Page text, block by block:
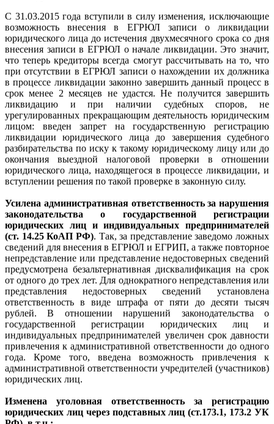
С 31.03.2015 года вступили в силу изменения, исключающие
возможность внесения в ЕГРЮЛ записи о ликвидации
юридического лица до истечения двухмесячного срока со дня
внесения записи в ЕГРЮЛ о начале ликвидации. Это значит,
что теперь кредиторы всегда смогут рассчитывать на то, что
при отсутствии в ЕГРЮЛ записи о нахождении их должника
в процессе ликвидации законно завершить данный процесс в
срок менее 2 месяцев не удастся. Не получится завершить
ликвидацию и при наличии судебных споров, не
урегулированных прекращающим деятельность юридическим
лицом: введен запрет на государственную регистрацию
ликвидации юридического лица до завершения судебного
разбирательства по иску к такому юридическому лицу или до
окончания выездной налоговой проверки в отношении
юридического лица, находящегося в процессе ликвидации, и
вступлении решения по такой проверке в законную силу.
Усилена административная ответственность за нарушения
законодательства о государственной регистрации
юридических лиц и индивидуальных предпринимателей
(ст. 14.25 КоАП РФ). Так, за представление заведомо ложных
сведений для внесения в ЕГРЮЛ и ЕГРИП, а также повторное
непредставление или представление недостоверных сведений
предусмотрена безальтернативная дисквалификация на срок
от одного до трех лет. Для однократного непредставления или
представления недостоверных сведений установлена
ответственность в виде штрафа от пяти до десяти тысяч
рублей. В отношении нарушений законодательства о
государственной регистрации юридических лиц и
индивидуальных предпринимателей увеличен срок давности
привлечения к административной ответственности до одного
года. Кроме того, введена возможность привлечения к
административной ответственности учредителей (участников)
юридических лиц.
Изменена уголовная ответственность за регистрацию
юридических лиц через подставных лиц (ст.173.1, 173.2 УК